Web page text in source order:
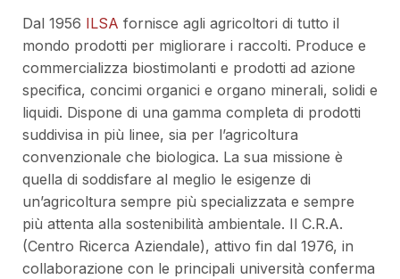
Dal 1956 ILSA fornisce agli agricoltori di tutto il
mondo prodotti per migliorare i raccolti. Produce e
commercializza biostimolanti e prodotti ad azione
specifica, concimi organici e organo minerali, solidi e
liquidi. Dispone di una gamma completa di prodotti
suddivisa in più linee, sia per l’agricoltura
convenzionale che biologica. La sua missione è
quella di soddisfare al meglio le esigenze di
un’agricoltura sempre più specializzata e sempre
più attenta alla sostenibilità ambientale. Il C.R.A.
(Centro Ricerca Aziendale), attivo fin dal 1976, in
collaborazione con le principali università conferma